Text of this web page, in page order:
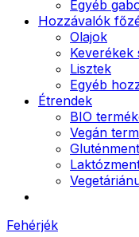
Egyéb
Hozzávalók
Olajok
Keverékek
Lisztek
Egyéb
Étrendek
BIO
Vegán
Fehérjék